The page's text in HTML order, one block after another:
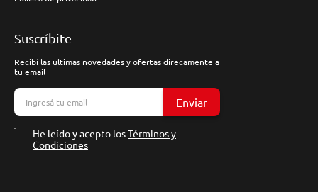
Suscríbite
Recibí las ultimas novedades y ofertas direcamente a
tu email
Enviar
He leído y acepto losTérminos y
Condiciones